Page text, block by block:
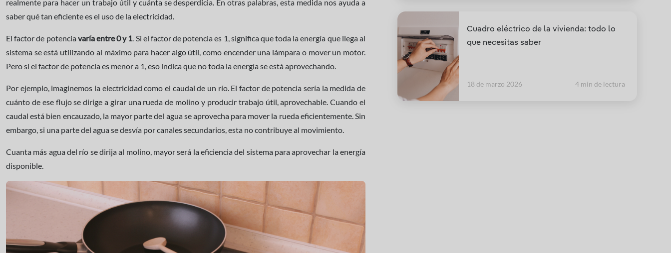
realmente para hacer un trabajo útil y cuánta se desperdicia. En otras palabras, esta medida nos ayuda a
saber qué tan eficiente es el uso de la electricidad.
El factor de potencia varía entre 0 y 1. Si el factor de potencia es 1, significa que toda la energía que llega al
sistema se está utilizando al máximo para hacer algo útil, como encender una lámpara o mover un motor.
Pero si el factor de potencia es menor a 1, eso indica que no toda la energía se está aprovechando.
Por ejemplo, imaginemos la electricidad como el caudal de un río. El factor de potencia sería la medida de
cuánto de ese flujo se dirige a girar una rueda de molino y producir trabajo útil, aprovechable. Cuando el
caudal está bien encauzado, la mayor parte del agua se aprovecha para mover la rueda eficientemente. Sin
embargo, si una parte del agua se desvía por canales secundarios, esta no contribuye al movimiento.
Cuanta más agua del río se dirija al molino, mayor será la eficiencia del sistema para aprovechar la energía
disponible.
Cuadro eléctrico de la vivienda: todo lo
que necesitas saber
18 de marzo 2026 4 min de lectura